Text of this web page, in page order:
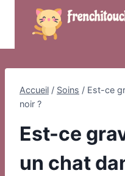
Accueil / Soins / Est-ce
noir ?
Est-ce
un chat